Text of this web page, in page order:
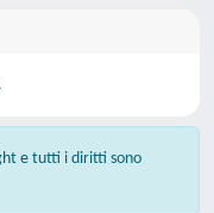
e tutti i diritti sono